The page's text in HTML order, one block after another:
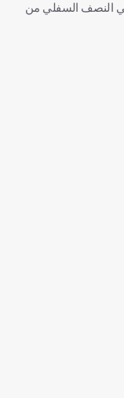
في النصف السفلي من